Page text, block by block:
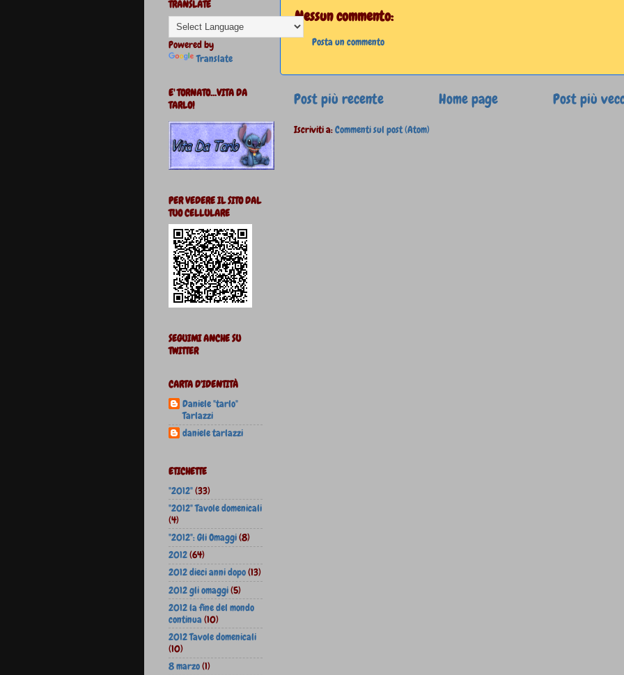
Nessun commento:
Posta un commento
Post più recente Post più
Home page
Iscriviti a:Commenti sul post (Atom)
TRANSLATE
Powered by
Translate
E' TORNATO...VITA DA
TARLO!
PER VEDERE IL SITO DAL
TUO CELLULARE
SEGUIMI ANCHE SU
TWITTER
CARTA D'IDENTITÀ
Daniele "tarlo"
Tarlazzi
daniele tarlazzi
ETICHETTE
"2012"(33)
"2012" Tavole domenicali
(4)
"2012": Gli Omaggi(8)
2012(64)
2012 dieci anni dopo(13)
2012 gli omaggi(5)
2012 la fine del mondo
continua(10)
2012 Tavole domenicali
(10)
8 marzo(1)